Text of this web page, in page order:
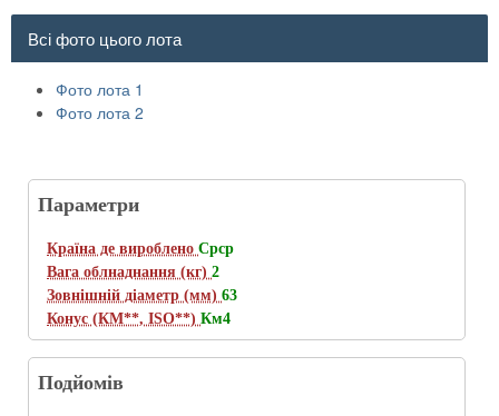
Всі фото цього лота
Фото лота 1
Фото лота 2
Параметри
Країна де вироблено Срср
Вага облнаднання (кг) 2
Зовнішній діаметр (мм) 63
Конус (КМ**, ISO**) Км4
Подйомів